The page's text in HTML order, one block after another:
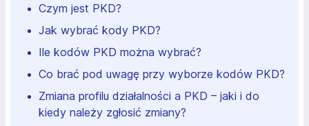
Czym jest PKD?
Jak wybrać kody PKD?
Ile kodów PKD można wybrać?
Co brać pod uwagę przy wyborze kodów PKD?
Zmiana profilu działalności a PKD – jaki i do
kiedy należy zgłosić zmiany?